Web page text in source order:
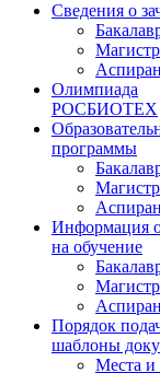
Сведения о
Олимпиада
РОСБИОТЕХ
программы
Информация
на обучение
Порядок
шаблоны
Места и